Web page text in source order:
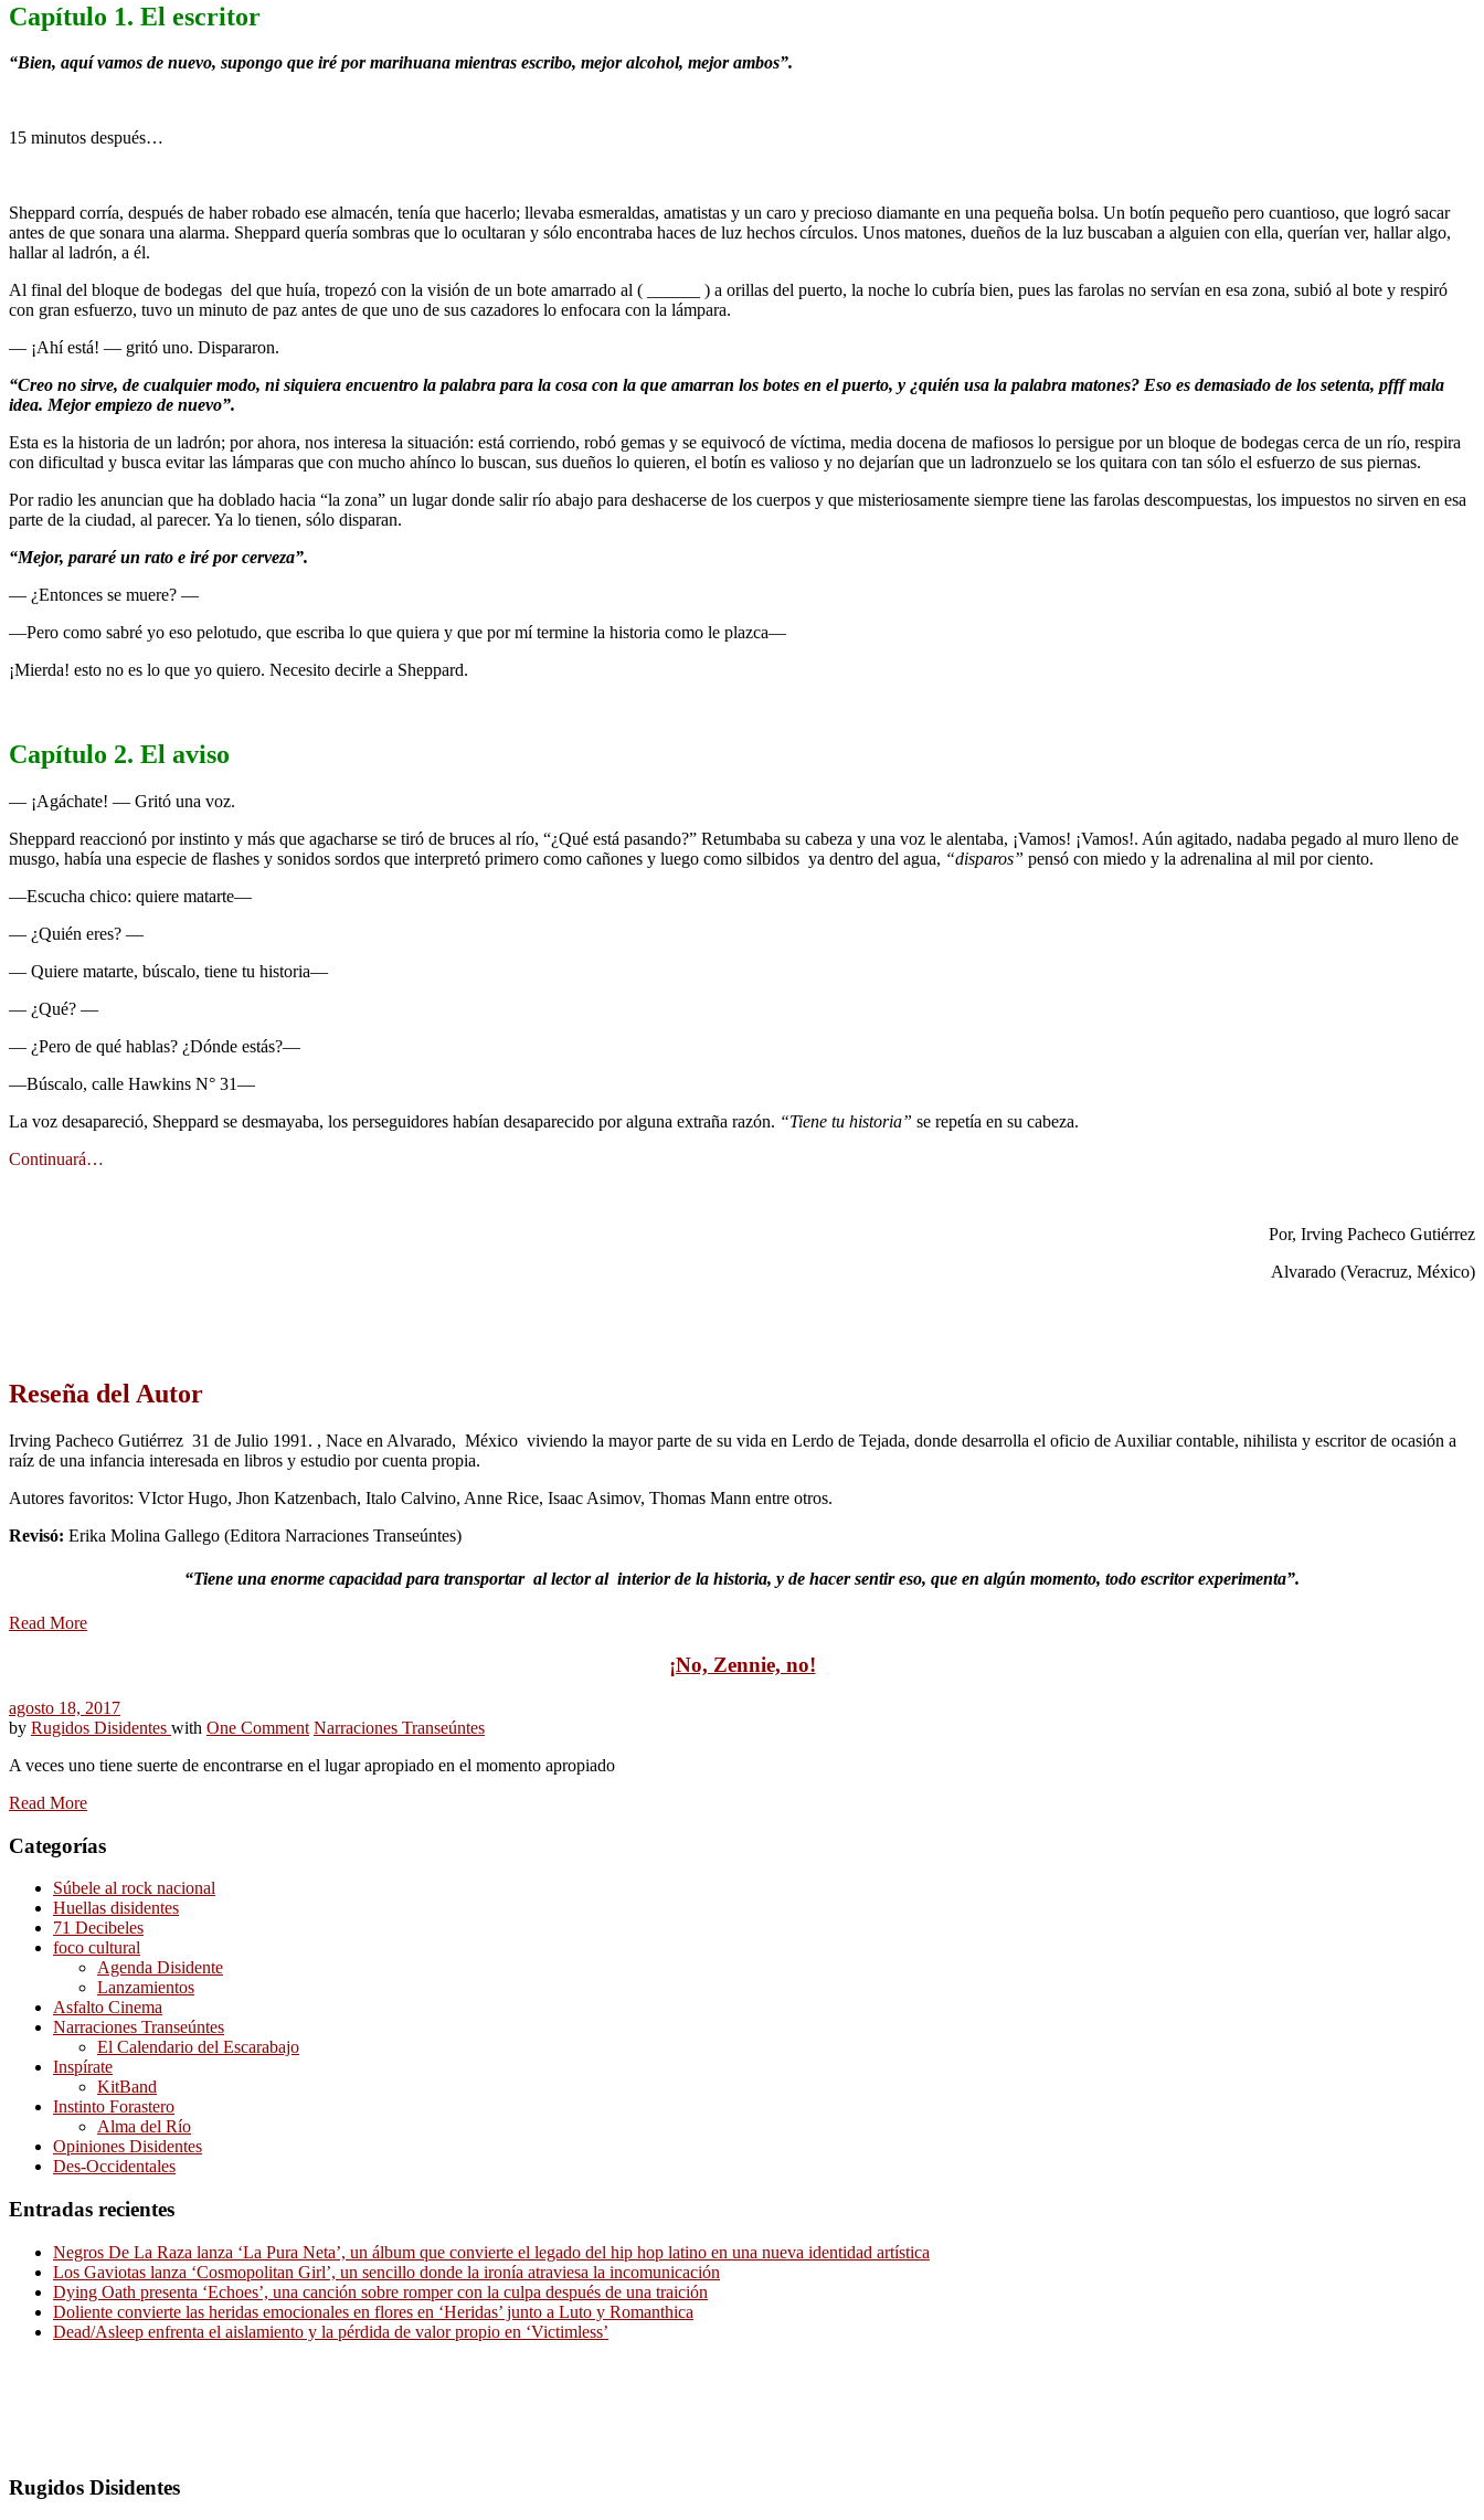
Capítulo 1. El escritor
“Bien, aquí vamos de nuevo, supongo que iré por marihuana mientras escribo, mejor alcohol, mejor ambos”.
15 minutos después…
Sheppard corría, después de haber robado ese almacén, tenía que hacerlo; llevaba esmeraldas, amatistas y un caro y precioso diamante en una pequeña bolsa. Un botín pequeño pero cuantioso, que logró sacar
antes de que sonara una alarma. Sheppard quería sombras que lo ocultaran y sólo encontraba haces de luz hechos círculos. Unos matones, dueños de la luz buscaban a alguien con ella, querían ver, hallar algo,
hallar al ladrón, a él.
Al final del bloque de bodegas del que huía, tropezó con la visión de un bote amarrado al ( ______ ) a orillas del puerto, la noche lo cubría bien, pues las farolas no servían en esa zona, subió al bote y respiró
con gran esfuerzo, tuvo un minuto de paz antes de que uno de sus cazadores lo enfocara con la lámpara.
— ¡Ahí está! — gritó uno. Dispararon.
“Creo no sirve, de cualquier modo, ni siquiera encuentro la palabra para la cosa con la que amarran los botes en el puerto, y ¿quién usa la palabra matones? Eso es demasiado de los setenta, pfff mala
idea. Mejor empiezo de nuevo”.
Esta es la historia de un ladrón; por ahora, nos interesa la situación: está corriendo, robó gemas y se equivocó de víctima, media docena de mafiosos lo persigue por un bloque de bodegas cerca de un río, respira
con dificultad y busca evitar las lámparas que con mucho ahínco lo buscan, sus dueños lo quieren, el botín es valioso y no dejarían que un ladronzuelo se los quitara con tan sólo el esfuerzo de sus piernas.
Por radio les anuncian que ha doblado hacia “la zona” un lugar donde salir río abajo para deshacerse de los cuerpos y que misteriosamente siempre tiene las farolas descompuestas, los impuestos no sirven en esa
parte de la ciudad, al parecer. Ya lo tienen, sólo disparan.
“Mejor, pararé un rato e iré por cerveza”.
— ¿Entonces se muere? —
—Pero como sabré yo eso pelotudo, que escriba lo que quiera y que por mí termine la historia como le plazca—
¡Mierda! esto no es lo que yo quiero. Necesito decirle a Sheppard.
Capítulo 2. El aviso
— ¡Agáchate! — Gritó una voz.
Sheppard reaccionó por instinto y más que agacharse se tiró de bruces al río, “¿Qué está pasando?” Retumbaba su cabeza y una voz le alentaba, ¡Vamos! ¡Vamos!. Aún agitado, nadaba pegado al muro lleno de
musgo, había una especie de flashes y sonidos sordos que interpretó primero como cañones y luego como silbidos ya dentro del agua, “disparos” pensó con miedo y la adrenalina al mil por ciento.
—Escucha chico: quiere matarte—
— ¿Quién eres? —
— Quiere matarte, búscalo, tiene tu historia—
— ¿Qué? —
— ¿Pero de qué hablas? ¿Dónde estás?—
—Búscalo, calle Hawkins N° 31—
La voz desapareció, Sheppard se desmayaba, los perseguidores habían desaparecido por alguna extraña razón. “Tiene tu historia” se repetía en su cabeza.
Continuará…
Por, Irving Pacheco Gutiérrez
Alvarado (Veracruz, México)
Reseña del Autor
Irving Pacheco Gutiérrez 31 de Julio 1991. , Nace en Alvarado, México viviendo la mayor parte de su vida en Lerdo de Tejada, donde desarrolla el oficio de Auxiliar contable, nihilista y escritor de ocasión a
raíz de una infancia interesada en libros y estudio por cuenta propia.
Autores favoritos: VIctor Hugo, Jhon Katzenbach, Italo Calvino, Anne Rice, Isaac Asimov, Thomas Mann entre otros.
Revisó: Erika Molina Gallego (Editora Narraciones Transeúntes)
“Tiene una enorme capacidad para transportar al lector al interior de la historia, y de hacer sentir eso, que en algún momento, todo escritor experimenta”.
Read More
¡No, Zennie, no!
agosto 18, 2017
by Rugidos Disidentes with One Comment Narraciones Transeúntes
A veces uno tiene suerte de encontrarse en el lugar apropiado en el momento apropiado
Read More
Categorías
Súbele al rock nacional
Huellas disidentes
71 Decibeles
foco cultural
Agenda Disidente
Lanzamientos
Asfalto Cinema
Narraciones Transeúntes
El Calendario del Escarabajo
Inspírate
KitBand
Instinto Forastero
Alma del Río
Opiniones Disidentes
Des-Occidentales
Entradas recientes
Negros De La Raza lanza ‘La Pura Neta’, un álbum que convierte el legado del hip hop latino en una nueva identidad artística
Los Gaviotas lanza ‘Cosmopolitan Girl’, un sencillo donde la ironía atraviesa la incomunicación
Dying Oath presenta ‘Echoes’, una canción sobre romper con la culpa después de una traición
Doliente convierte las heridas emocionales en flores en ‘Heridas’ junto a Luto y Romanthica
Dead/Asleep enfrenta el aislamiento y la pérdida de valor propio en ‘Victimless’
Rugidos Disidentes